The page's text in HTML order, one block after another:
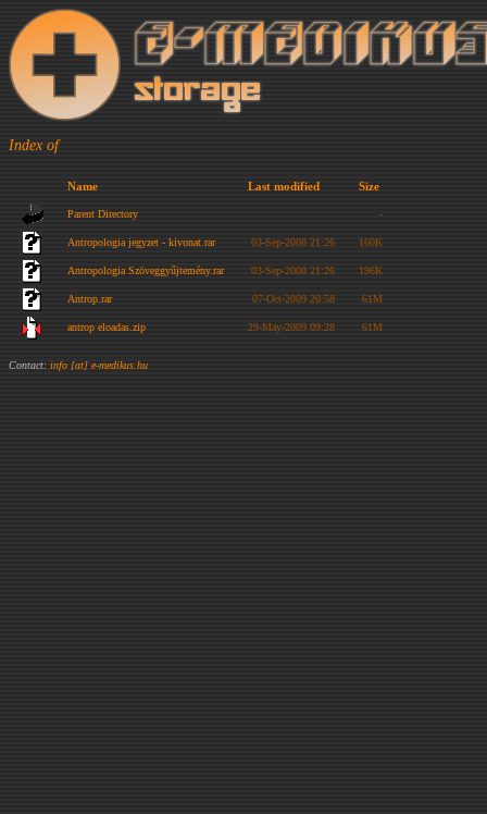
Index of
Name Last modified Size
Parent Directory -
Antropologia jegyzet - kivonat.rar 03-Sep-2008 21:26 160K
Antropologia Szöveggyűjtemény.rar 03-Sep-2008 21:26 196K
Antrop.rar 07-Oct-2009 20:58 61M
antrop eloadas.zip 29-May-2009 09:28 61M
Contact: info [at] e-medikus.hu